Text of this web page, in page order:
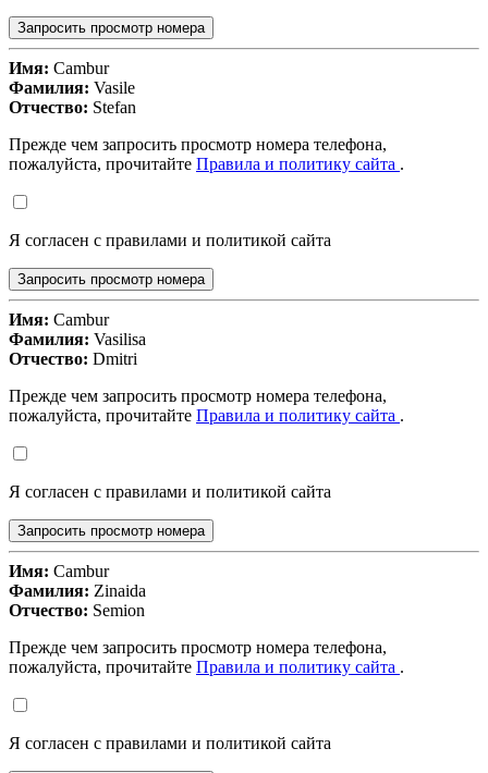
Запросить просмотр номера
Имя: Cambur
Фамилия: Vasile
Отчество: Stefan
Прежде чем запросить просмотр номера телефона,
пожалуйста, прочитайте Правила и политику сайта .
Я согласен с правилами и политикой сайта
Запросить просмотр номера
Имя: Cambur
Фамилия: Vasilisa
Отчество: Dmitri
Прежде чем запросить просмотр номера телефона,
пожалуйста, прочитайте Правила и политику сайта .
Я согласен с правилами и политикой сайта
Запросить просмотр номера
Имя: Cambur
Фамилия: Zinaida
Отчество: Semion
Прежде чем запросить просмотр номера телефона,
пожалуйста, прочитайте Правила и политику сайта .
Я согласен с правилами и политикой сайта